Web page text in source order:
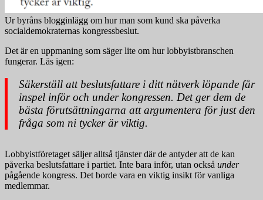
Ur byråns blogginlägg om hur man som kund ska påverka
socialdemokraternas kongressbeslut.
Det är en uppmaning som säger lite om hur lobbyistbranschen
fungerar. Läs igen:
Säkerställ att beslutsfattare i ditt nätverk löpande får
inspel inför och under kongressen. Det ger dem de
bästa förutsättningarna att argumentera för just den
fråga som ni tycker är viktig.
Lobbyistföretaget säljer alltså tjänster där de antyder att de kan
påverka beslutsfattare i partiet. Inte bara inför, utan också under
pågående kongress. Det borde vara en viktig insikt för vanliga
medlemmar.